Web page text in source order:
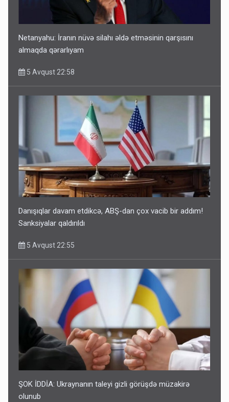
Netanyahu: İranın nüvə silahı əldə etməsinin qarşısını
almaqda qərarlıyam
5 Avqust 22:58
Danışıqlar davam etdikcə, ABŞ-dan çox vacib bir addım!
Sanksiyalar qaldırıldı
5 Avqust 22:55
ŞOK İDDİA: Ukraynanın taleyi gizli görüşdə müzakirə
olunub